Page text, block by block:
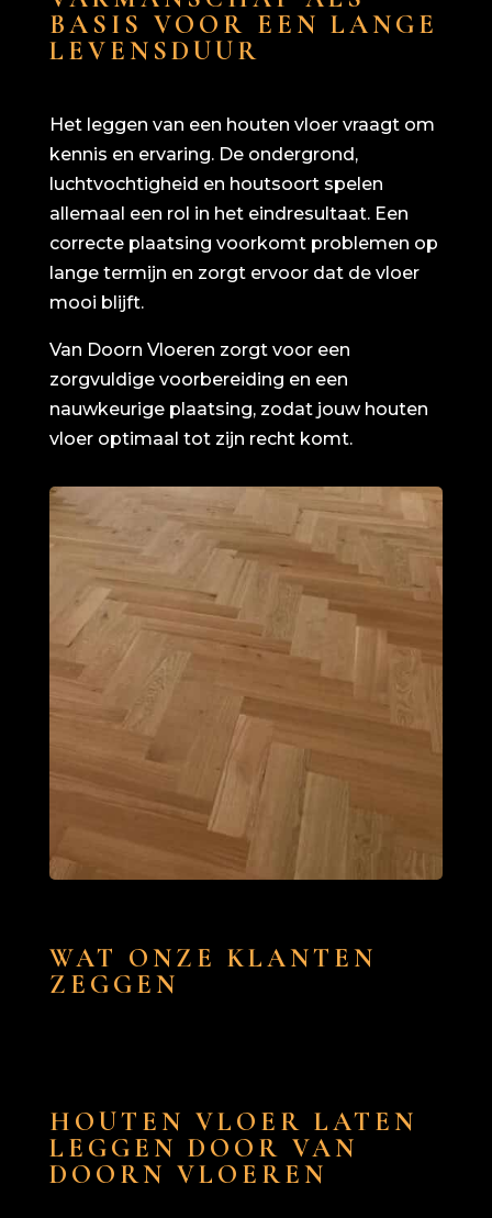
BASIS VOOR EEN LANGE
LEVENSDUUR
Het leggen van een houten vloer vraagt om
kennis en ervaring. De ondergrond,
luchtvochtigheid en houtsoort spelen
allemaal een rol in het eindresultaat. Een
correcte plaatsing voorkomt problemen op
lange termijn en zorgt ervoor dat de vloer
mooi blijft.
Van Doorn Vloeren zorgt voor een
zorgvuldige voorbereiding en een
nauwkeurige plaatsing, zodat jouw houten
vloer optimaal tot zijn recht komt.
WAT ONZE KLANTEN
ZEGGEN
HOUTEN VLOER LATEN
LEGGEN DOOR VAN
DOORN VLOEREN